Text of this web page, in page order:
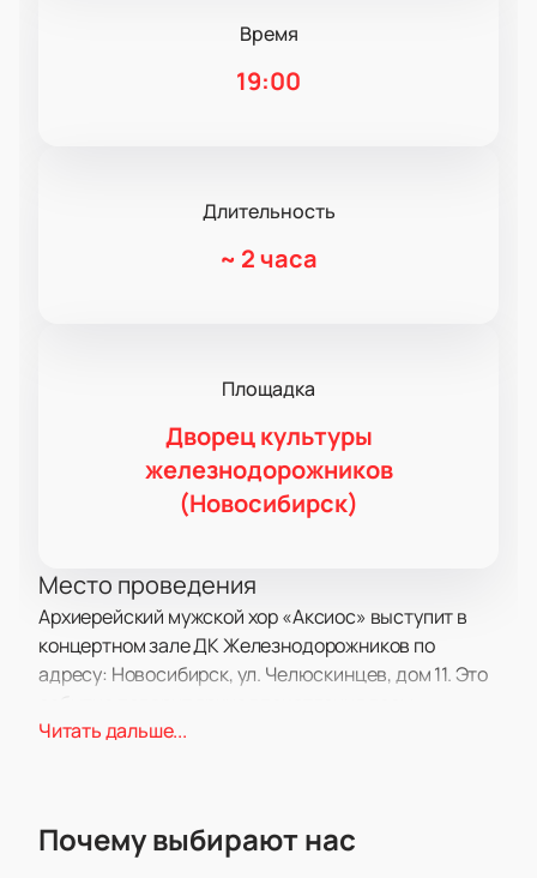
Время
19:00
Длительность
~ 2 часа
Площадка
Дворец культуры
железнодорожников
(Новосибирск)
Место проведения
Архиерейский мужской хор «Аксиос» выступит в
концертном зале ДК Железнодорожников по
адресу: Новосибирск, ул. Челюскинцев, дом 11. Это
любителям хоровой музыки.
Мужской коллектив «Аксиос» прославился
участием в проекте «Ну-ка, все вместе! Хором!» на
Читать дальше...
Почему выбирают нас